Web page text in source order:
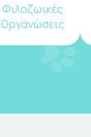
Φιλοζωικές
Οργανώσεις